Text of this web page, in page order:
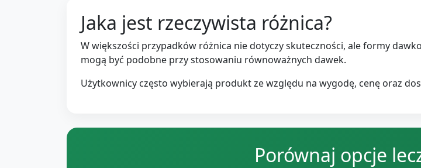
Jaka jest rzeczywista różnica?
W większości przypadków różnica nie dotyczy skuteczności, ale formy
mogą być podobne przy stosowaniu równoważnych dawek.
Użytkownicy często wybierają produkt ze względu na wygodę, cenę oraz
Porównaj opcje